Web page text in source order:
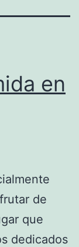
en
de
que
dedicados